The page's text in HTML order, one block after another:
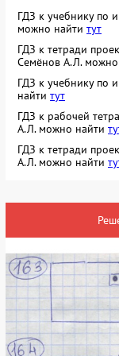
ГДЗ к учебнику по
можно найти тут
ГДЗ к тетради
Семёнов А.Л. можно
ГДЗ к учебнику по
найти тут
ГДЗ к рабочей
А.Л. можно найти
ГДЗ к тетради
А.Л. можно найти